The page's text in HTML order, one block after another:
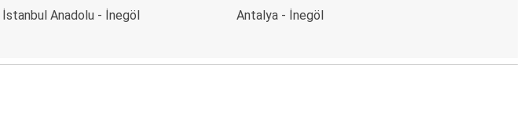
İstanbul Anadolu - İnegöl
Antalya - İnegöl